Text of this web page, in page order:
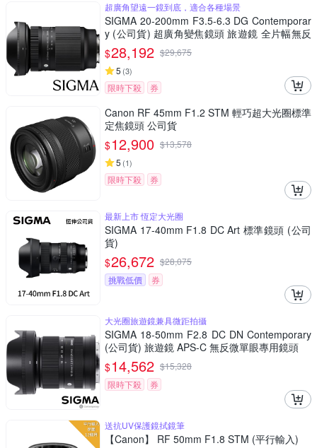
超廣角望遠一鏡到底，適合各種場景
SIGMA 20-200mm F3.5-6.3 DG Contemporar
y (公司貨) 超廣角變焦鏡頭 旅遊鏡 全片幅無反
微單眼鏡頭
$28,192 $29,675
5 (3)
限時下殺 券
Canon RF 45mm F1.2 STM 輕巧超大光圈標準
定焦鏡頭 公司貨
$12,900 $13,578
5 (1)
限時下殺 券
最新上市 恆定大光圈
SIGMA 17-40mm F1.8 DC Art 標準鏡頭 (公司
貨)
$26,672 $28,075
挑戰低價
券
大光圈旅遊鏡兼具微距拍攝
SIGMA 18-50mm F2.8 DC DN Contemporary
(公司貨) 旅遊鏡 APS-C 無反微單眼專用鏡頭
$14,562 $15,328
限時下殺
券
送抗UV保護鏡拭鏡筆
【Canon】 RF 50mm F1.8 STM (平行輸入)